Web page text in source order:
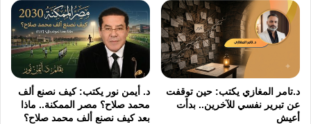
سلاحاً نووياً في أي وقت، ما يقطع بأن هدفها
الحقيقي لم يكن أبداً حرمان إيران من امتلاك سلاح
نووي، كما يدعي ترامب، وإنما هو إسقاط النظام
الحالي كمقدمة لتحويل إيران إلى دولة خاضعة
تدور في الفلك الإسرائيلي الأميركي.
د.تامر المغازي يكتب: حين توقفت
عن تبرير نفسي للآخرين.. بدأت
أعيش
د. أيمن نور يكتب: كيف نصنع ألف
محمد صلاح؟ مصر الممكنة.. ماذا
بعد كيف نصنع ألف محمد صلاح؟